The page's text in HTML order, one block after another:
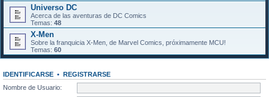
Universo DC
Acerca de las aventuras de DC Comics
Temas: 48
X-Men
Sobre la franquicia X-Men, de Marvel Comics, próximamente MCU!
Temas: 60
IDENTIFICARSE • REGISTRARSE
Nombre de Usuario: